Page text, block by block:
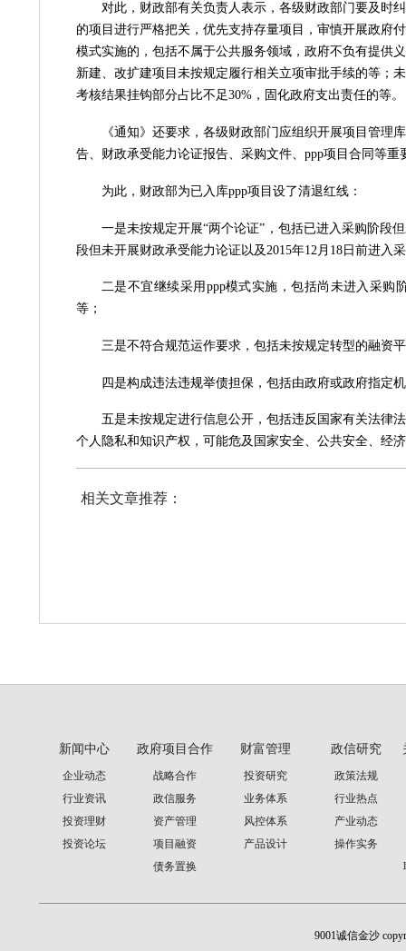
对此，财政部有关负责人表示，各级财政部门要及时
的项目进行严格把关，优先支持存量项目，审慎开展政府
模式实施的，包括不属于公共服务领域，政府不负有提供
新建、改扩建项目未按规定履行相关立项审批手续的等；
考核结果挂钩部分占比不足30%，固化政府支出责任的等。
《通知》还要求，各级财政部门应组织开展项目管
告、财政承受能力论证报告、采购文件、 ppp项目合同等重
为此，财政部为已入库ppp项目设了清退红线：
一是未按规定开展“两个论证”，包括已进入采购阶段
段但未开展财政承受能力论证以及2015年12月18日前进入
二是不宜继续采用 ppp模式实施，包括尚未进入采购
等；
三是不符合规范运作要求，包括未按规定转型的融资
四是构成违法违规举债担保，包括由政府或政府指定
五是未按规定进行信息公开，包括违反国家有关法律
个人隐私和知识产权，可能危及国家安全、公共安全、经
相关文章推荐：
新闻中心
企业动态
行业资讯
投资理财
投资论坛
政府项目合作
战略合作
政信服务
资产管理
项目融资
债务置换
财富管理
投资研究
业务体系
风控体系
产品设计
政信研究
政策法规
行业热点
产业动态
操作实务
9001诚信金沙